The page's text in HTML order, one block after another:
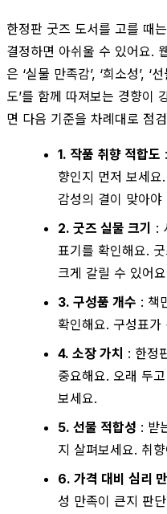
한정판 굿즈 도서를 고를 때
결정하면 아쉬울 수 있어요.
은 ‘실물 만족감’, ‘희소성’, ‘
도’를 함께 따져보는 경향이
면 다음 기준을 차례대로 점
1. 작품 취향 적합도
향인지 먼저 보세
감성의 결이 맞아야
2. 굿즈 실물 크기 :
표기를 확인해요.
크게 갈릴 수 있어
3. 구성품 개수 : 책
확인해요. 구성표
4. 소장 가치 : 한정
중요해요. 오래 두
보세요.
5. 선물 적합성 : 받
지 살펴보세요. 취
6. 가격 대비 심리
성 만족이 큰지 판